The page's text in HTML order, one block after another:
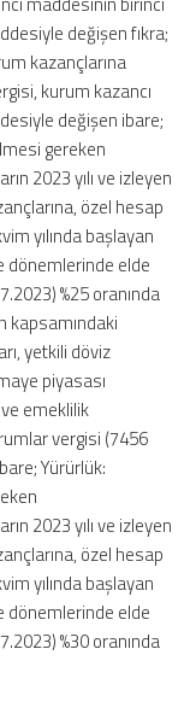
değişen fıkra;
kazançlarına
kurum kazancı
değişen ibare;
gereken
2023 yılı ve izleyen
özel hesap
yılında başlayan
dönemlerinde elde
%25 oranında
kapsamındaki
yetkili döviz
piyasası
emeklilik
vergisi (7456
Yürürlük:
2023 yılı ve izleyen
özel hesap
yılında başlayan
dönemlerinde elde
%30 oranında